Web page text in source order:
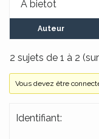
A bietot
Auteur
2 sujets de 1 à 2
Vous devez être
Identifiant: